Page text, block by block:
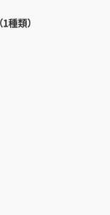
種類）